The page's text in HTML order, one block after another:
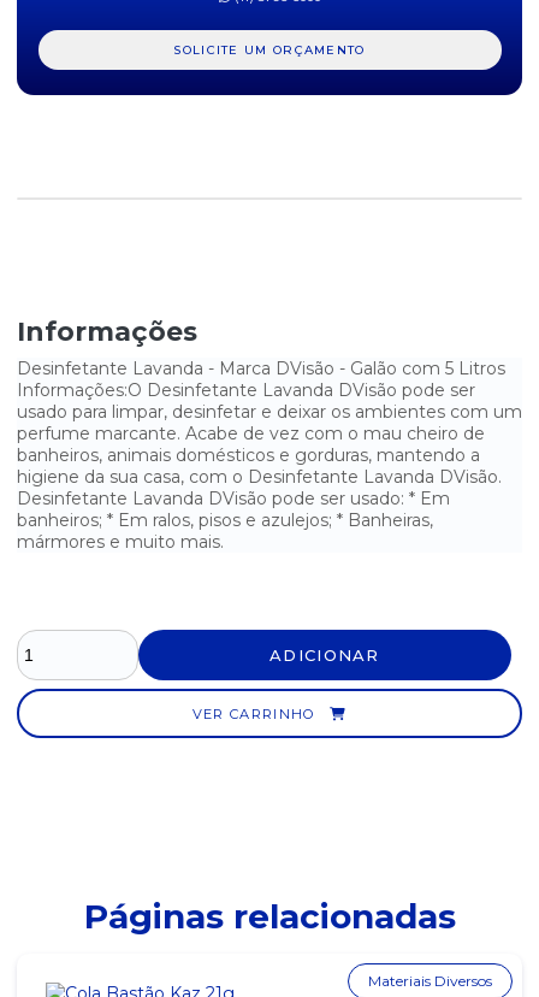
DESINFETANTE PINHO SOL 500ML
SOLICITE UM ORÇAMENTO
Informações
Desinfetante Lavanda - Marca DVisão - Galão com 5 Litros
Informações:O Desinfetante Lavanda DVisão pode ser
usado para limpar, desinfetar e deixar os ambientes com um
perfume marcante. Acabe de vez com o mau cheiro de
banheiros, animais domésticos e gorduras, mantendo a
higiene da sua casa, com o Desinfetante Lavanda DVisão.
Desinfetante Lavanda DVisão pode ser usado: * Em
banheiros; * Em ralos, pisos e azulejos; * Banheiras,
mármores e muito mais.
ADICIONAR
VER CARRINHO
Páginas relacionadas
Materiais Diversos